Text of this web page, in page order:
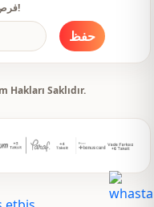
فرص وخصومات سوبر!
حفظ
Hakları Saklıdır.